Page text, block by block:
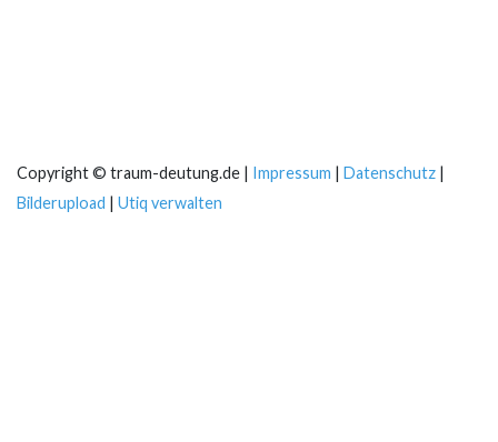
Copyright © traum-deutung.de | Impressum | Datenschutz |
Bilderupload | Utiq verwalten